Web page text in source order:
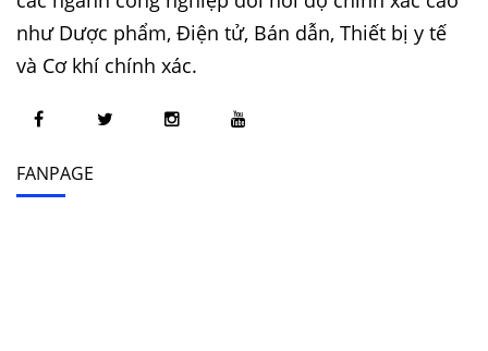
như Dược phẩm, Điện tử, Bán dẫn, Thiết bị y tế
và Cơ khí chính xác.
FANPAGE